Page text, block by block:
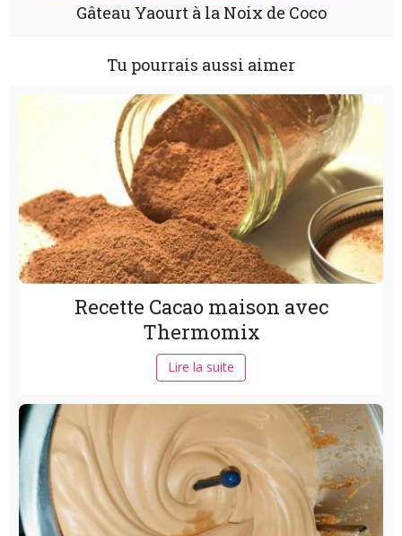
Gâteau Yaourt à la Noix de Coco
Tu pourrais aussi aimer
Recette Cacao maison avec
Thermomix
Lire la suite